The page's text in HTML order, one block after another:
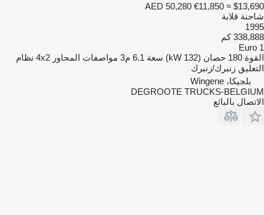
AED 50,280 €11,850 ≈ $13,690
شاحنة قلابة
1995
338,888 كم
Euro 1
القوة 180 حصان (132 kW) سعة 6.1 م3 مواصفات المحاور 4x2 نظام
التعليق زنبرك/زنبرك
بلجيكا، Wingene
DEGROOTE TRUCKS-BELGIUM
الاتصال بالبائع